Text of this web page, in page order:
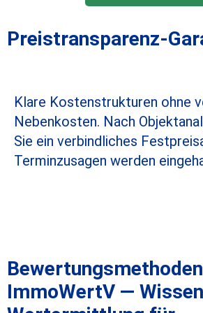
Preistransparenz-
Klare Kostenstrukturen ohne
Nebenkosten. Nach
Sie ein verbindliches
Terminzusagen werden
ImmoWertV —